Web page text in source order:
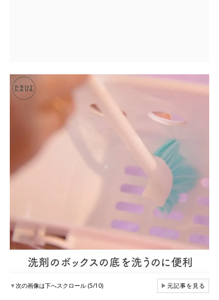
▼次の画像は下へスクロール (5/10) ▶元記事を見る